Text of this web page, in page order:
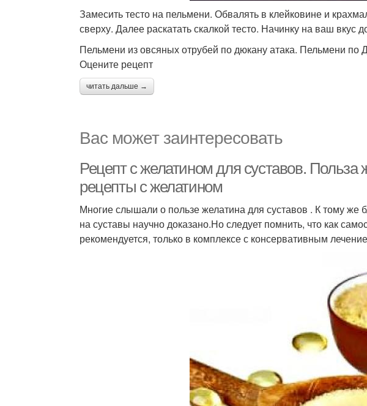
Замесить тесто на пельмени. Обвалять в клейковине и
сверху. Далее раскатать скалкой тесто. Начинку на ваш вкус
Пельмени из овсяных отрубей по дюкану атака. Пельмени по
Оцените рецепт
читать дальше →
Вас может заинтересовать
Рецепт с желатином для суставов. Польза
рецепты с желатином
Многие слышали о пользе желатина для суставов . К тому же
на суставы научно доказано.Но следует помнить, что как
рекомендуется, только в комплексе с консервативным